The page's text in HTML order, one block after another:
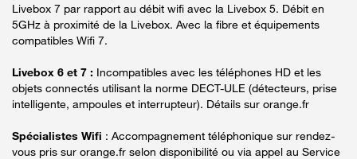
Livebox 7 par rapport au débit wifi avec la Livebox 5. Débit en
5GHz à proximité de la Livebox. Avec la fibre et équipements
compatibles Wifi 7.
Livebox 6 et 7 : Incompatibles avec les téléphones HD et les
objets connectés utilisant la norme DECT-ULE (détecteurs, prise
intelligente, ampoules et interrupteur). Détails sur orange.fr
Spécialistes Wifi : Accompagnement téléphonique sur rendez-
vous pris sur orange.fr selon disponibilité ou via appel au Service